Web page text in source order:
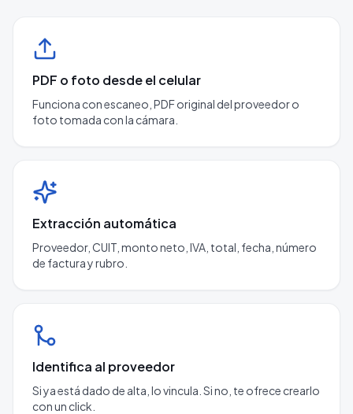
PDF o foto desde el celular
Funciona con escaneo, PDF original del proveedor o
foto tomada con la cámara.
Extracción automática
Proveedor, CUIT, monto neto, IVA, total, fecha, número
de factura y rubro.
Identifica al proveedor
Si ya está dado de alta, lo vincula. Si no, te ofrece crearlo
con un click.